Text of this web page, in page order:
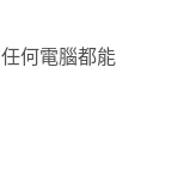
何電腦都能